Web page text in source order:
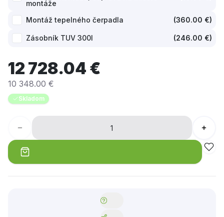
montáže
Montáž tepelného čerpadla (360.00 €)
Zásobník TUV 300l (246.00 €)
12 728.04 €
10 348.00 €
Skladom